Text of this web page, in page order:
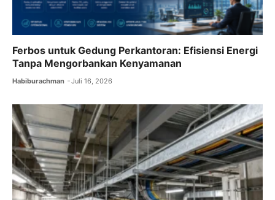
Ferbos untuk Gedung Perkantoran: Efisiensi Energi
Tanpa Mengorbankan Kenyamanan
Habiburachman Juli 16, 2026